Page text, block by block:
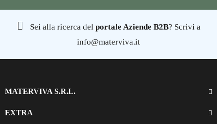
Sei alla ricerca del portale Aziende B2B? Scrivi a
info@materviva.it
MATERVIVA S.R.L.
EXTRA